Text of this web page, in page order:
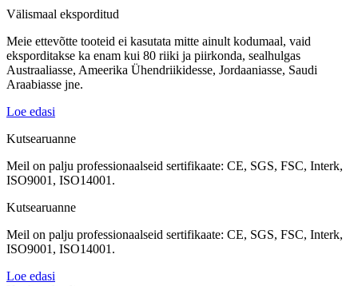
Välismaal eksporditud
Meie ettevõtte tooteid ei kasutata mitte ainult kodumaal, vaid
eksporditakse ka enam kui 80 riiki ja piirkonda, sealhulgas
Austraaliasse, Ameerika Ühendriikidesse, Jordaaniasse, Saudi
Araabiasse jne.
Loe edasi
Kutsearuanne
Meil on palju professionaalseid sertifikaate: CE, SGS, FSC, Interk,
ISO9001, ISO14001.
Kutsearuanne
Meil on palju professionaalseid sertifikaate: CE, SGS, FSC, Interk,
ISO9001, ISO14001.
Loe edasi